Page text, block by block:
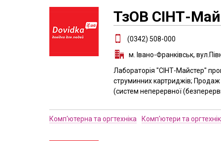
ТзОВ СІНТ-
(0342) 508-000
м. Івано-Франківськ,
Лабораторія "СІНТ-Майстер"
струминних картриджів;
(систем неперервної
Комп'ютерна та оргтехніка Комп'ютери та